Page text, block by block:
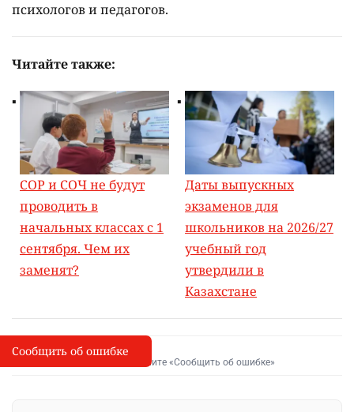
психологов и педагогов.
Читайте также:
СОР и СОЧ не будут
проводить в
начальных классах с 1
сентября. Чем их
заменят?
Даты выпускных
экзаменов для
школьников на 2026/27
учебный год
утвердили в
Казахстане
I
Сообщить об опечатке
Выделите фрагмент и нажмите «Сообщить об ошибке»
Сообщить об ошибке